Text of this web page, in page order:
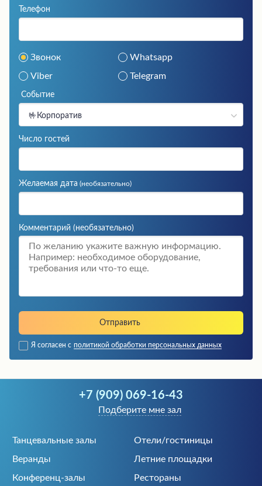
Телефон
Звонок
Whatsapp
Viber
Telegram
Событие
🤟Корпоратив
Число гостей
Желаемая дата (необязательно)
Комментарий (необязательно)
Я согласен с политикой обработки персональных данных
Танцевальные залы
Отели/гостиницы
Веранды
Летние площадки
Конференц-залы
Рестораны
+7 (909) 069-16-43
Подберите мне зал